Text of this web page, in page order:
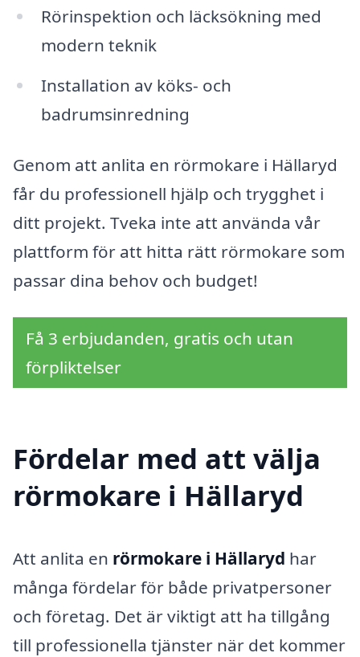
Rörinspektion och läcksökning med
modern teknik
Installation av köks- och
badrumsinredning
Genom att anlita en rörmokare i Hällaryd
får du professionell hjälp och trygghet i
ditt projekt. Tveka inte att använda vår
plattform för att hitta rätt rörmokare som
passar dina behov och budget!
Få 3 erbjudanden, gratis och utan
förpliktelser
Fördelar med att välja
rörmokare i Hällaryd
Att anlita en rörmokare i Hällaryd har
många fördelar för både privatpersoner
och företag. Det är viktigt att ha tillgång
till professionella tjänster när det kommer